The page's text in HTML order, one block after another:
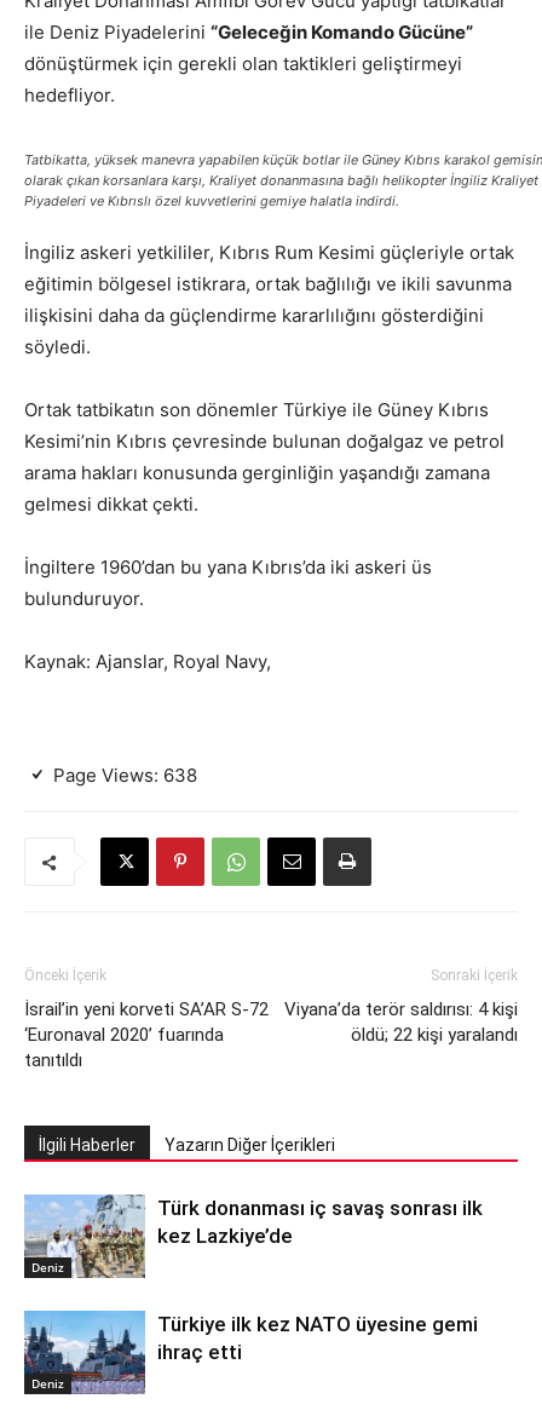
ile Deniz Piyadelerini “Geleceğin Komando Gücüne”
dönüştürmek için gerekli olan taktikleri geliştirmeyi
hedefliyor.
Tatbikatta, yüksek manevra yapabilen küçük botlar ile Güney Kıbrıs karakol
olarak çıkan korsanlara karşı, Kraliyet donanmasına bağlı helikopter İngiliz Kraliyet
Piyadeleri ve Kıbrıslı özel kuvvetlerini gemiye halatla indirdi.
İngiliz askeri yetkililer, Kıbrıs Rum Kesimi güçleriyle ortak
eğitimin bölgesel istikrara, ortak bağlılığı ve ikili savunma
ilişkisini daha da güçlendirme kararlılığını gösterdiğini
söyledi.
Ortak tatbikatın son dönemler Türkiye ile Güney Kıbrıs
Kesimi’nin Kıbrıs çevresinde bulunan doğalgaz ve petrol
arama hakları konusunda gerginliğin yaşandığı zamana
gelmesi dikkat çekti.
İngiltere 1960’dan bu yana Kıbrıs’da iki askeri üs
bulunduruyor.
Kaynak: Ajanslar, Royal Navy,
Page Views: 638
Önceki İçerik
İsrail’in yeni korveti SA’AR S-72
‘Euronaval 2020’ fuarında
tanıtıldı
Sonraki İçerik
Viyana’da terör saldırısı: 4 kişi
öldü; 22 kişi yaralandı
İlgili Haberler Yazarın Diğer İçerikleri
Deniz
Türk donanması iç savaş sonrası ilk
kez Lazkiye’de
Deniz
Türkiye ilk kez NATO üyesine gemi
ihraç etti